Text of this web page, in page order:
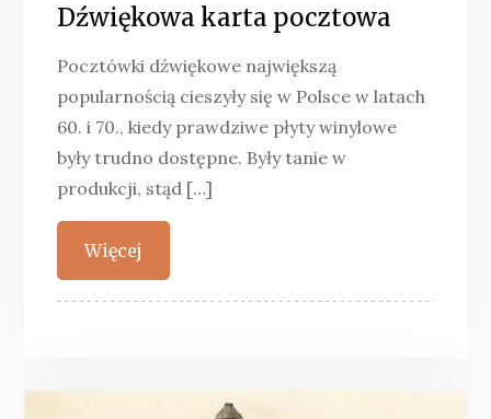
Dźwiękowa karta pocztowa
Pocztówki dźwiękowe największą
popularnością cieszyły się w Polsce w latach
60. i 70., kiedy prawdziwe płyty winylowe
były trudno dostępne. Były tanie w
produkcji, stąd […]
Więcej